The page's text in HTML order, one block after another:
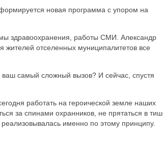
новая программа с упором на
здравоохранения, работы СМИ. Александр
жителей отселенных муниципалитетов все
ваш самый сложный вызов? И сейчас, спустя
работать на героической земле наших
за спинами охранников, не прятаться в
именно по этому принципу.